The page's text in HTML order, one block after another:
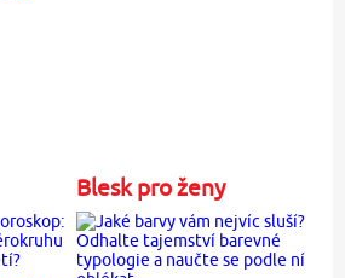
Blesk pro ženy